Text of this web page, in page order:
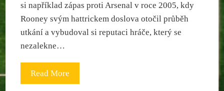
si například zápas proti Arsenal v roce 2005, kdy
Rooney svým hattrickem doslova otočil průběh
utkání a vybudoval si reputaci hráče, který se
nezalekne…
Read More